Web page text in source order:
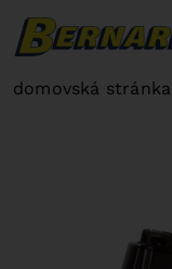
domovská stránka